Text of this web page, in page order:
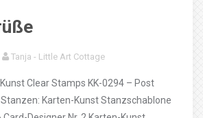
Tanja - Little Art Cottage
Clear Stamps KK-0294 – Post
Karten-Kunst Stanzschablone